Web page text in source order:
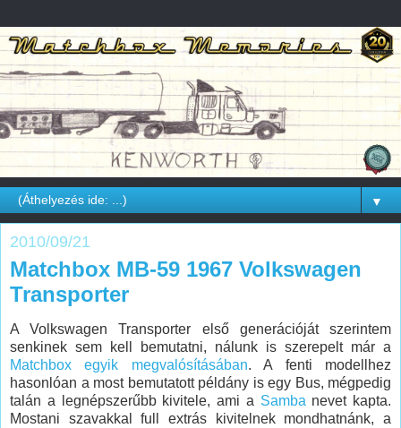
▼
2010/09/21
Matchbox MB-59 1967 Volkswagen
Transporter
A Volkswagen Transporter első generációját szerintem
senkinek sem kell bemutatni, nálunk is szerepelt már a
Matchbox egyik megvalósításában. A fenti modellhez
hasonlóan a most bemutatott példány is egy Bus, mégpedig
talán a legnépszerűbb kivitele, ami a Sambanevet kapta.
Mostani szavakkal full extrás kivitelnek mondhatnánk, a